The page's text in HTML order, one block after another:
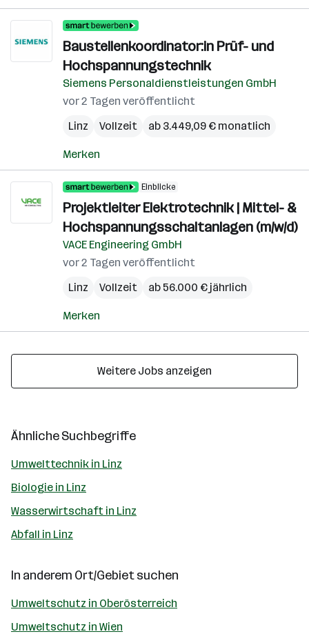
Baustellenkoordinator:in Prüf- und
Hochspannungstechnik
Siemens Personaldienstleistungen GmbH
vor 2 Tagen veröffentlicht
Linz
Vollzeit ab 3.449,09 € monatlich
Merken
Einblicke
Projektleiter Elektrotechnik | Mittel- &
Hochspannungsschaltanlagen (m/w/d)
VACE Engineering GmbH
vor 2 Tagen veröffentlicht
Linz
Vollzeit ab 56.000 € jährlich
Merken
Weitere Jobs anzeigen
Ähnliche Suchbegriffe
Umwelttechnik in Linz
Biologie in Linz
Wasserwirtschaft in Linz
Abfall in Linz
In anderem Ort/Gebiet suchen
Umweltschutz in Oberösterreich
Umweltschutz in Wien